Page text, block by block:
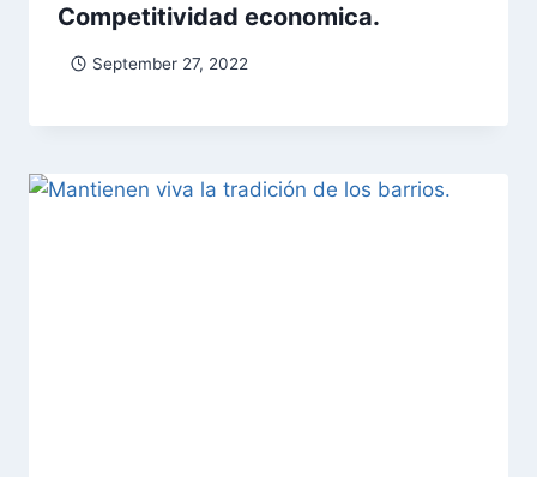
Competitividad economica.
September 27, 2022